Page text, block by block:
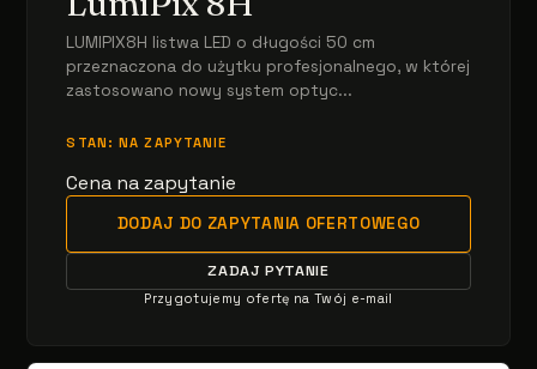
LUMIPIX8H listwa LED o długości 50 cm
przeznaczona do użytku profesjonalnego, w której
zastosowano nowy system optyc...
STAN: NA ZAPYTANIE
Cena na zapytanie
DODAJ DO ZAPYTANIA OFERTOWEGO
ZADAJ PYTANIE
Przygotujemy ofertę na Twój e-mail